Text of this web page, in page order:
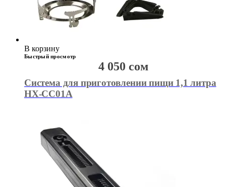
В корзину
Быстрый просмотр
Система для приготовлении пищи 1,1 литра
HX-CC01A
4 050 сом